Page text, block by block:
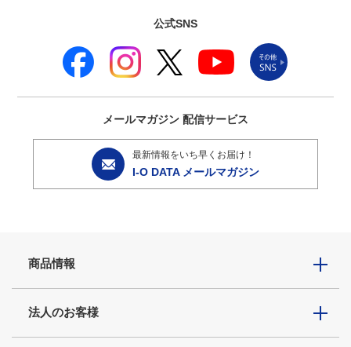
公式SNS
メールマガジン 配信サービス
最新情報をいち早くお届け！
I-O DATA メールマガジン
商品情報
法人のお客様